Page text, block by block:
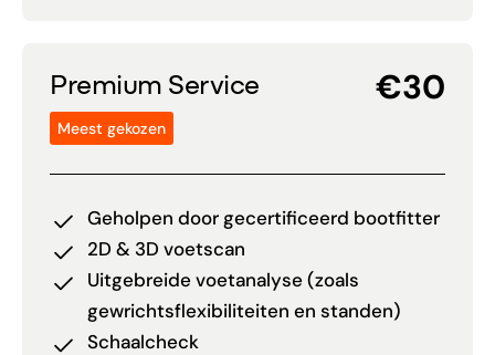
Premium Service
Meest gekozen
€30
Geholpen door gecertificeerd bootfitter
2D & 3D voetscan
Uitgebreide voetanalyse (zoals
gewrichtsflexibiliteiten en standen)
Schaalcheck